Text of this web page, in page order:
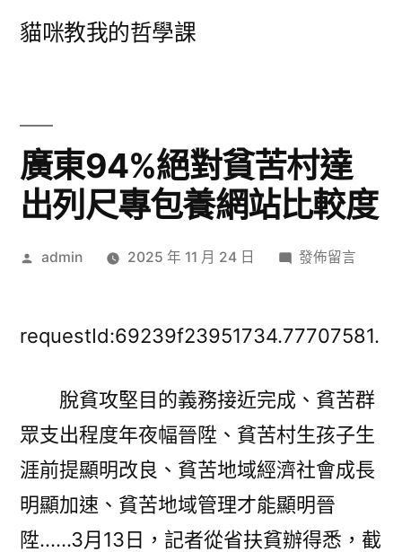
貓咪教我的哲學課
廣東94%絕對貧苦村達
出列尺專包養網站比較度
作
admin 2025 年 11 月 24 日
在
94%
貧
苦
村
達
出
列
發佈留言
requestId:69239f23951734.77707581.
脫貧攻堅目的義務接近完成、貧苦群
眾支出程度年夜幅晉陞、貧苦村生孩子生
涯前提顯明改良、貧苦地域經濟社會成長
明顯加速、貧苦地域管理才能顯明晉
陞……3月13日，記者從省扶貧辦得悉，截